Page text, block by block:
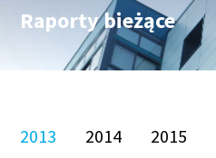
Projekty UE
Kariera
Raporty bieżące
2013 2014 2015